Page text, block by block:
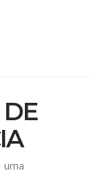
uma